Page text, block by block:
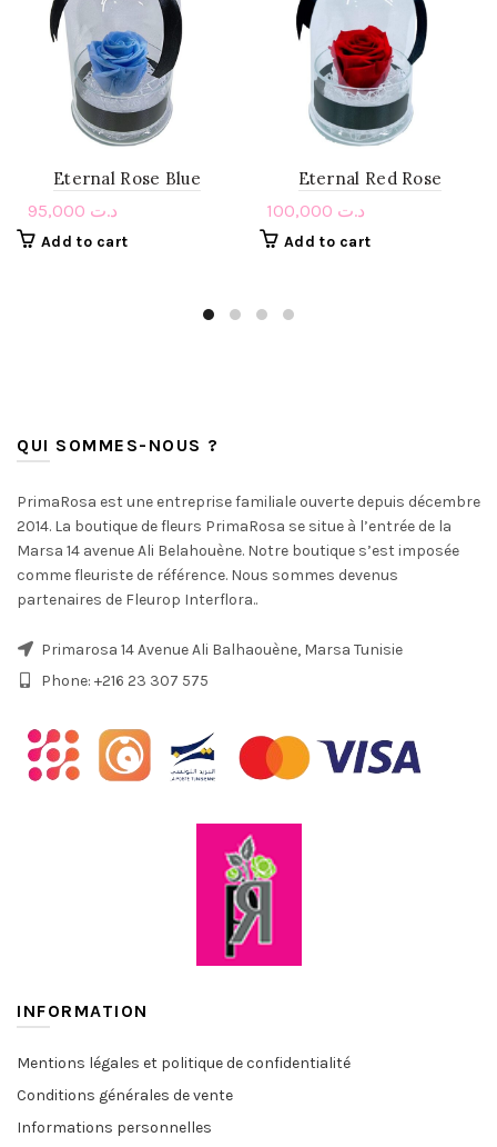
Eternal Rose Blue
د.ت
Add to cart
Eternal Red Rose
د.ت
Add to cart
QUI SOMMES-NOUS ?
PrimaRosa est une entreprise familiale ouverte depuis décembre
2014. La boutique de fleurs PrimaRosa se situe à l’entrée de la
Marsa 14 avenue Ali Belahouène. Notre boutique s’est imposée
comme fleuriste de référence. Nous sommes devenus
partenaires de Fleurop Interflora..
Primarosa 14 Avenue Ali Balhaouène, Marsa Tunisie
Phone: +216 23 307 575
INFORMATION
Mentions légales et politique de confidentialité
Conditions générales de vente
Informations personnelles